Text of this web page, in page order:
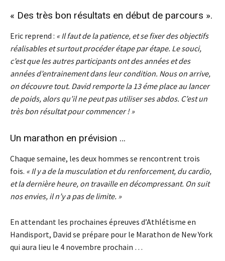
« Des très bon résultats en début de parcours ».
Eric reprend : « Il faut de la patience, et se fixer des objectifs
réalisables et surtout procéder étape par étape. Le souci,
c’est que les autres participants ont des années et des
années d’entrainement dans leur condition. Nous on arrive,
on découvre tout. David remporte la 13 éme place au lancer
de poids, alors qu’il ne peut pas utiliser ses abdos. C’est un
très bon résultat pour commencer ! »
Un marathon en prévision …
Chaque semaine, les deux hommes se rencontrent trois
fois. « Il y a de la musculation et du renforcement, du cardio,
et la dernière heure, on travaille en décompressant. On suit
nos envies, il n’y a pas de limite. »
En attendant les prochaines épreuves d’Athlétisme en
Handisport, David se prépare pour le Marathon de New York
qui aura lieu le 4 novembre prochain …